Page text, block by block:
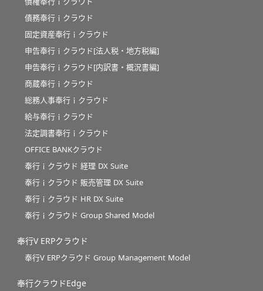
債権奉行ｉクラウド
債務奉行ｉクラウド
固定資産奉行ｉクラウド
申告奉行ｉクラウド[法人税・地方税編]
申告奉行ｉクラウド[内訳書・概況書編]
商蔵奉行ｉクラウド
総務人事奉行ｉクラウド
給与奉行ｉクラウド
法定調書奉行ｉクラウド
OFFICE BANKクラウド
奉行ｉクラウド 経理 DX Suite
奉行ｉクラウド 販売管理 DX Suite
奉行ｉクラウド HR DX Suite
奉行ｉクラウド Group Shared Model
奉行V ERPクラウド
奉行V ERPクラウド Group Management Model
奉行クラウドEdge